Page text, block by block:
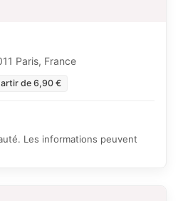
Paris, France
de 6,90 €
Les informations peuvent